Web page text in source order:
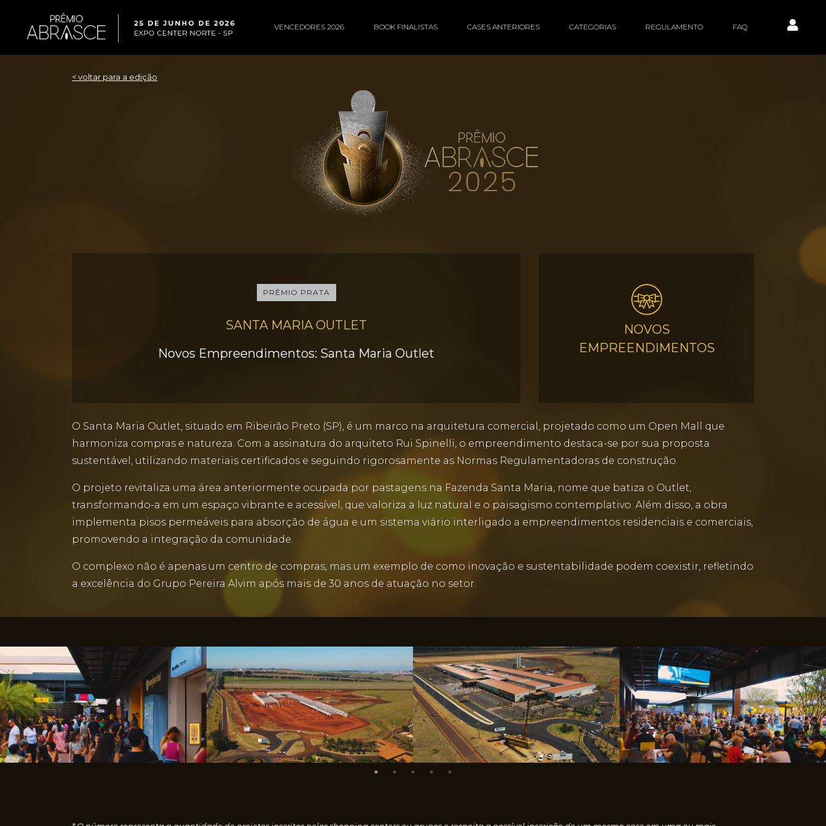
VENCEDORES 2026 BOOK FINALISTAS CASES ANTERIORES CATEGORIAS REGULAMENTO FAQ
< voltar para a edição
PRÊMIO PRATA
SANTA MARIA OUTLET
Novos Empreendimentos: Santa Maria Outlet
NOVOS
EMPREENDIMENTOS
O Santa Maria Outlet, situado em Ribeirão Preto (SP), é um marco na arquitetura comercial, projetado como um Open Mall que
harmoniza compras e natureza. Com a assinatura do arquiteto Rui Spinelli, o empreendimento destaca-se por sua proposta
sustentável, utilizando materiais certificados e seguindo rigorosamente as Normas Regulamentadoras de construção.
O projeto revitaliza uma área anteriormente ocupada por pastagens na Fazenda Santa Maria, nome que batiza o Outlet,
transformando-a em um espaço vibrante e acessível, que valoriza a luz natural e o paisagismo contemplativo. Além disso, a obra
implementa pisos permeáveis para absorção de água e um sistema viário interligado a empreendimentos residenciais e comerciais,
promovendo a integração da comunidade.
O complexo não é apenas um centro de compras, mas um exemplo de como inovação e sustentabilidade podem coexistir, refletindo
a excelência do Grupo Pereira Alvim após mais de 30 anos de atuação no setor.